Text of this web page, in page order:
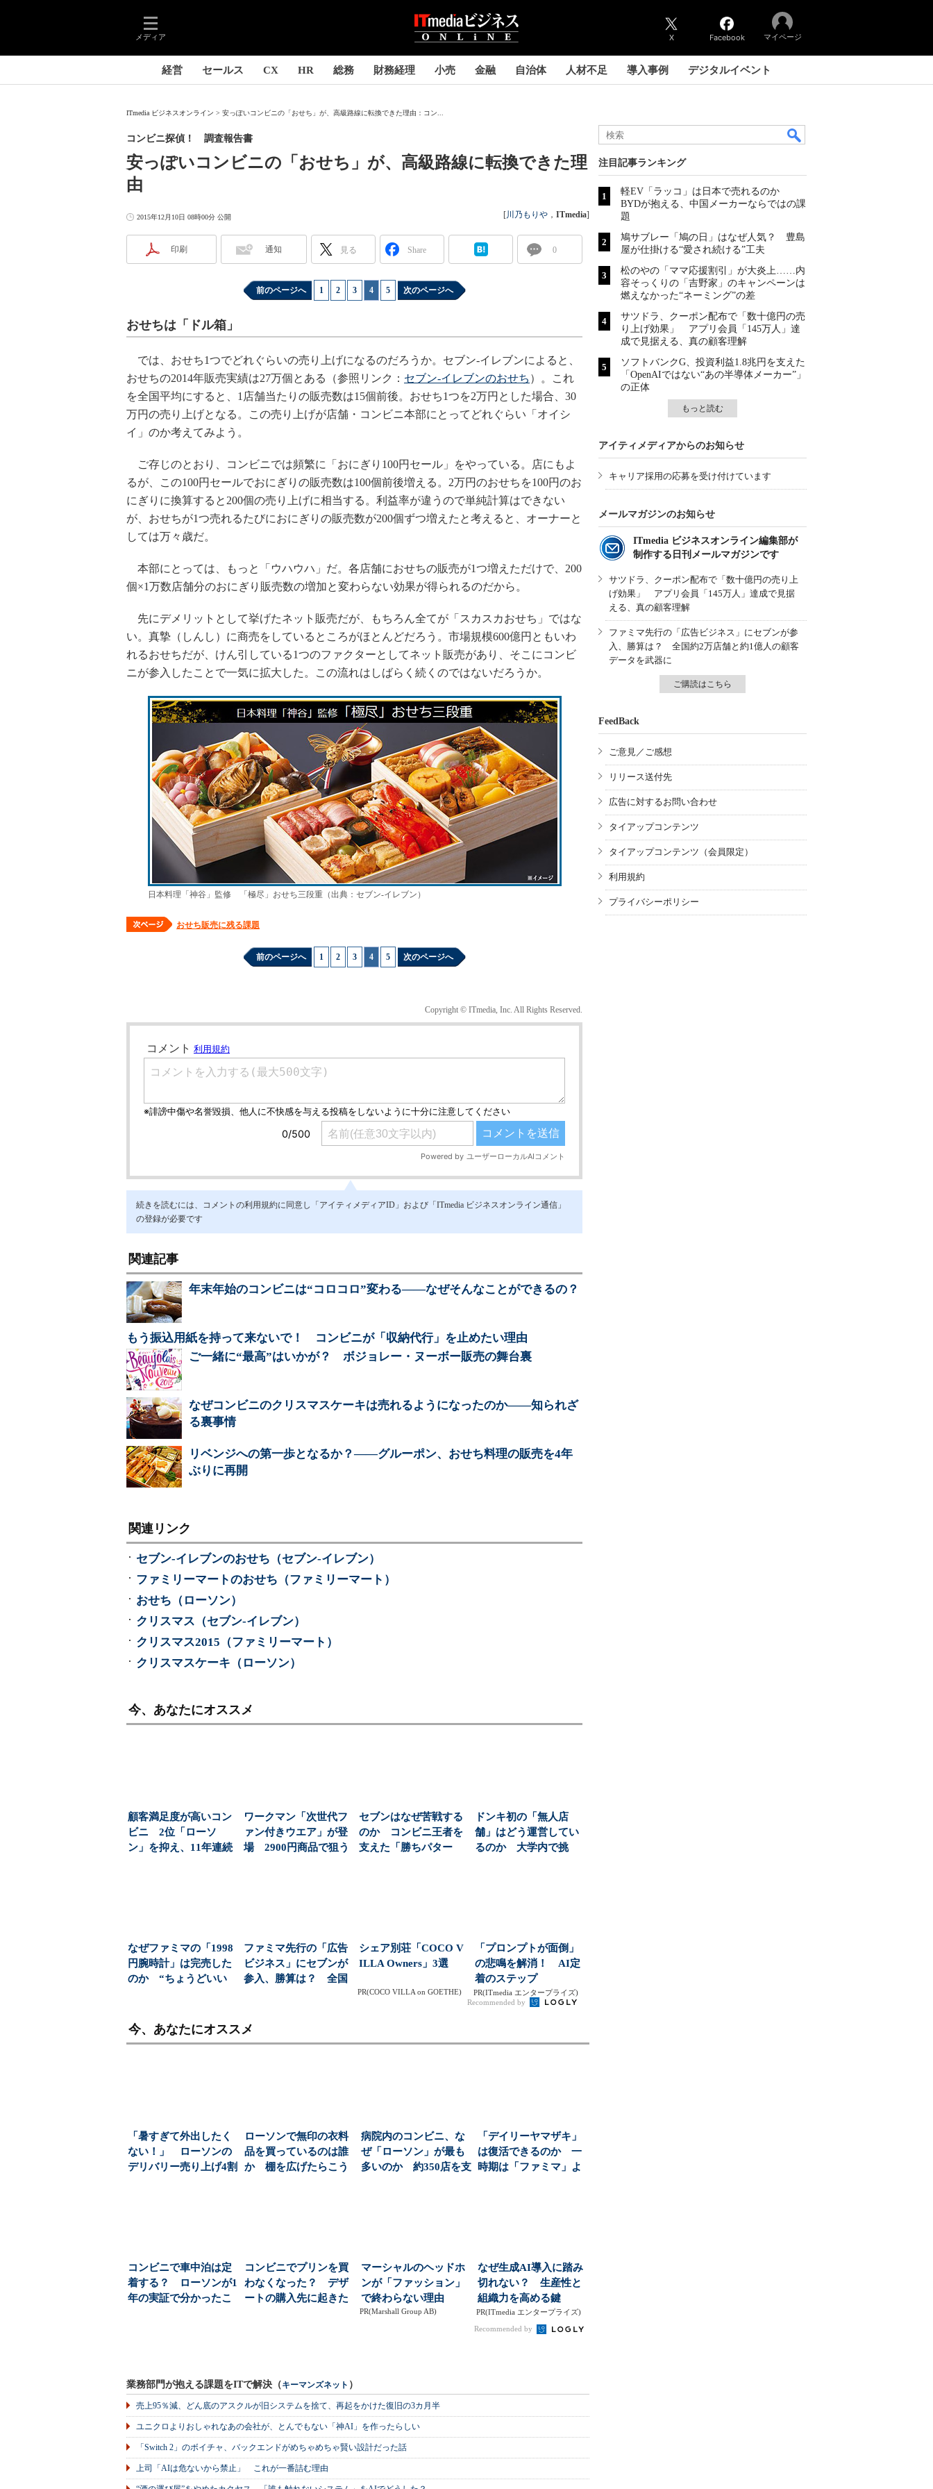
メディア X Facebook マイページ
経営 セールス CX HR 総務 財務経理 小売 金融 自治体 人材不足 導入事例 デジタルイベント
ITmedia ビジネスオンライン 安っぽいコンビニの「おせち」が、高級路線に転換できた理由：コン...
安っぽいコンビニの「おせち」が、高級路線に転換できた理
由
コンビニ探偵！ 調査報告書
2015年12月10日 08時00分 公開 [川乃もりや ， ITmedia]
印刷 通知 見る Share 0
前のページへ 1 2 3 4 5 次のページへ
おせちは「ドル箱」
では、おせち1つでどれぐらいの売り上げになるのだろうか。セブン-イレブンによると、
おせちの2014年販売実績は27万個とある（参照リンク： セブン-イレブンのおせち ）。これ
を全国平均にすると、1店舗当たりの販売数は15個前後。おせち1つを2万円とした場合、30
万円の売り上げとなる。この売り上げが店舗・コンビニ本部にとってどれぐらい「オイシ
イ」のか考えてみよう。
ご存じのとおり、コンビニでは頻繁に「おにぎり100円セール」をやっている。店にもよ
るが、この100円セールでおにぎりの販売数は100個前後増える。2万円のおせちを100円のお
にぎりに換算すると200個の売り上げに相当する。利益率が違うので単純計算はできない
が、おせちが1つ売れるたびにおにぎりの販売数が200個ずつ増えたと考えると、オーナーと
しては万々歳だ。
本部にとっては、もっと「ウハウハ」だ。各店舗におせちの販売が1つ増えただけで、200
個×1万数店舗分のおにぎり販売数の増加と変わらない効果が得られるのだから。
先にデメリットとして挙げたネット販売だが、もちろん全てが「スカスカおせち」ではな
い。真摯（しんし）に商売をしているところがほとんどだろう。市場規模600億円ともいわ
れるおせちだが、けん引している1つのファクターとしてネット販売があり、そこにコンビ
ニが参入したことで一気に拡大した。この流れはしばらく続くのではないだろうか。
日本料理「神谷」監修 「極尽」おせち三段重（出典：セブン-イレブン）
おせち販売に残る課題
前のページへ 1 2 3 4 5 次のページへ
Copyright © ITmedia, Inc. All Rights Reserved.
続きを読むには、コメントの利用規約に同意し「アイティメディアID」および「ITmedia ビジネスオンライン通信」
の登録が必要です
関連記事
年末年始のコンビニは“コロコロ”変わる――なぜそんなことができるの？
もう振込用紙を持って来ないで！ コンビニが「収納代行」を止めたい理由
ご一緒に“最高”はいかが？ ボジョレー・ヌーボー販売の舞台裏
なぜコンビニのクリスマスケーキは売れるようになったのか――知られざ
る裏事情
リベンジへの第一歩となるか？――グルーポン、おせち料理の販売を4年
ぶりに再開
関連リンク
セブン-イレブンのおせち（セブン-イレブン）
ファミリーマートのおせち（ファミリーマート）
おせち（ローソン）
クリスマス（セブン-イレブン）
クリスマス2015（ファミリーマート）
クリスマスケーキ（ローソン）
今、あなたにオススメ
顧客満足度が高いコン
ビニ 2位「ローソ
ン」を抑え、11年連続
ワークマン「次世代フ
ァン付きウエア」が登
場 2900円商品で狙う
セブンはなぜ苦戦する
のか コンビニ王者を
支えた「勝ちパター
ドンキ初の「無人店
舗」はどう運営してい
るのか 大学内で挑
なぜファミマの「1998
円腕時計」は完売した
のか “ちょうどいい
ファミマ先行の「広告
ビジネス」にセブンが
参入、勝算は？ 全国
シェア別荘「COCO V
ILLA Owners」3選
PR(COCO VILLA on GOETHE)
「プロンプトが面倒」
の悲鳴を解消！ AI定
着のステップ
PR(ITmedia エンタープライズ)
Recommended by
今、あなたにオススメ
「暑すぎて外出したく
ない！」 ローソンの
デリバリー売り上げ4割
ローソンで無印の衣料
品を買っているのは誰
か 棚を広げたらこう
病院内のコンビニ、な
ぜ「ローソン」が最も
多いのか 約350店を支
「デイリーヤマザキ」
は復活できるのか 一
時期は「ファミマ」よ
コンビニで車中泊は定
着する？ ローソンが1
年の実証で分かったこ
コンビニでプリンを買
わなくなった？ デザ
ートの購入先に起きた
マーシャルのヘッドホ
ンが「ファッション」
で終わらない理由
PR(Marshall Group AB)
なぜ生成AI導入に踏み
切れない？ 生産性と
組織力を高める鍵
PR(ITmedia エンタープライズ)
Recommended by
業務部門が抱える課題をITで解決（キーマンズネット ）
売上95％減、どん底のアスクルが旧システムを捨て、再起をかけた復旧の3カ月半
ユニクロよりおしゃれなあの会社が、とんでもない「神AI」を作ったらしい
「Switch 2」のボイチャ、バックエンドがめちゃめちゃ賢い設計だった話
上司「AIは危ないから禁止」 これが一番詰む理由
注目記事ランキング
軽EV「ラッコ」は日本で売れるのか
BYDが抱える、中国メーカーならではの課
題
鳩サブレー「鳩の日」はなぜ人気？ 豊島
屋が仕掛ける“愛され続ける”工夫
松のやの「ママ応援割引」が大炎上……内
容そっくりの「吉野家」のキャンペーンは
燃えなかった“ネーミング”の差
サツドラ、クーポン配布で「数十億円の売
り上げ効果」 アプリ会員「145万人」達
成で見据える、真の顧客理解
ソフトバンクG、投資利益1.8兆円を支えた
「OpenAIではない“あの半導体メーカー”」
の正体
もっと読む
アイティメディアからのお知らせ
キャリア採用の応募を受け付けています
メールマガジンのお知らせ
ITmedia ビジネスオンライン編集部が
制作する日刊メールマガジンです
サツドラ、クーポン配布で「数十億円の売り上
げ効果」 アプリ会員「145万人」達成で見据
える、真の顧客理解
ファミマ先行の「広告ビジネス」にセブンが参
入、勝算は？ 全国約2万店舗と約1億人の顧客
データを武器に
ご購読はこちら
FeedBack
ご意見／ご感想
リリース送付先
広告に対するお問い合わせ
タイアップコンテンツ
タイアップコンテンツ（会員限定）
利用規約
プライバシーポリシー